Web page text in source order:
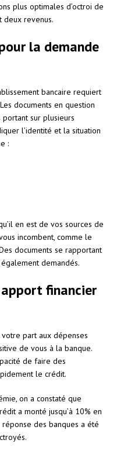
plus optimales d’octroi de
deux revenus.
la demande
bancaire requiert
documents en question
sur plusieurs
l’identité et la situation
:
en est de vos sources de
incombent, comme le
documents se rapportant
demandés.
apport financier
part aux dépenses
de vous à la banque.
de faire des
le crédit.
on a constaté que
a monté jusqu’à 10% en
des banques a été